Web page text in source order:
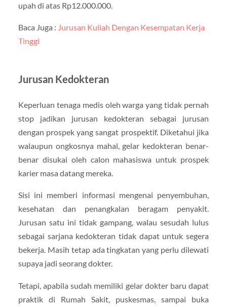
upah di atas Rp12.000.000.
Baca Juga : Jurusan Kuliah Dengan Kesempatan Kerja
Tinggi
Jurusan Kedokteran
Keperluan tenaga medis oleh warga yang tidak pernah
stop jadikan jurusan kedokteran sebagai jurusan
dengan prospek yang sangat prospektif. Diketahui jika
walaupun ongkosnya mahal, gelar kedokteran benar-
benar disukai oleh calon mahasiswa untuk prospek
karier masa datang mereka.
Sisi ini memberi informasi mengenai penyembuhan,
kesehatan dan penangkalan beragam penyakit.
Jurusan satu ini tidak gampang, walau sesudah lulus
sebagai sarjana kedokteran tidak dapat untuk segera
bekerja. Masih tetap ada tingkatan yang perlu dilewati
supaya jadi seorang dokter.
Tetapi, apabila sudah memiliki gelar dokter baru dapat
praktik di Rumah Sakit, puskesmas, sampai buka